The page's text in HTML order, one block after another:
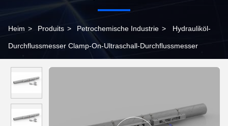
Heim > Produits > Petrochemische Industrie > Hydrauliköl-
Durchflussmesser Clamp-On-Ultraschall-Durchflussmesser